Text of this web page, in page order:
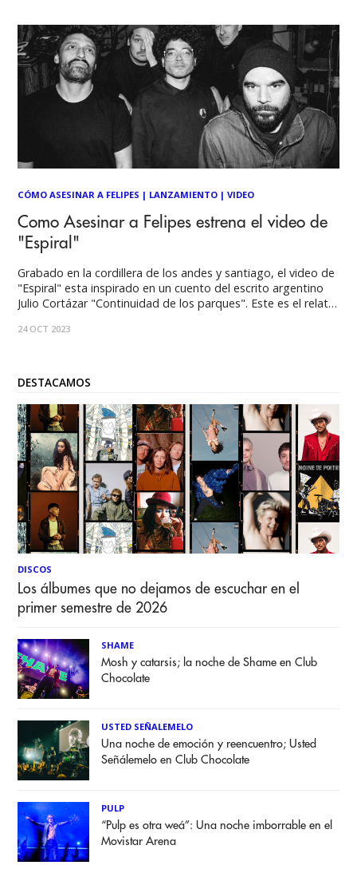
CÓMO ASESINAR A FELIPES | LANZAMIENTO |VIDEO
Como Asesinar a Felipes estrena el video de
"Espiral"
Grabado en la cordillera de los andes y santiago, el video de
"Espiral" esta inspirado en un cuento del escrito argentino
Julio Cortázar "Continuidad de los parques". Este es el relato
entrelazan en una historia circular. Se manifiesta
24 OCT 2023
DESTACAMOS
DISCOS
Los álbumes que no dejamos de escuchar en el
primer semestre de 2026
SHAME
Mosh y catarsis; la noche de Shame en Club
Chocolate
USTED SEÑALEMELO
Una noche de emoción y reencuentro; Usted
Señálemelo en Club Chocolate
PULP
“Pulp es otra weá”: Una noche imborrable en el
Movistar Arena